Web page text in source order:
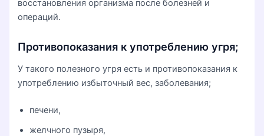
восстановления организма после болезней и
операций.
Противопоказания к употреблению угря;
У такого полезного угря есть и противопоказания к
употреблению избыточный вес, заболевания;
печени,
желчного пузыря,